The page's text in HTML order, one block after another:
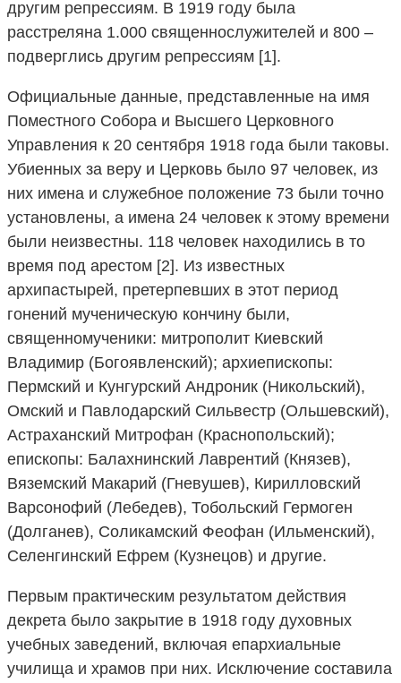
другим репрессиям. В 1919 году была
расстреляна 1.000 священнослужителей и 800 –
подверглись другим репрессиям [1].
Официальные данные, представленные на имя
Поместного Собора и Высшего Церковного
Управления к 20 сентября 1918 года были таковы.
Убиенных за веру и Церковь было 97 человек, из
них имена и служебное положение 73 были точно
установлены, а имена 24 человек к этому времени
были неизвестны. 118 человек находились в то
время под арестом [2]. Из известных
архипастырей, претерпевших в этот период
гонений мученическую кончину были,
священномученики: митрополит Киевский
Владимир (Богоявленский); архиепископы:
Пермский и Кунгурский Андроник (Никольский),
Омский и Павлодарский Сильвестр (Ольшевский),
Астраханский Митрофан (Краснопольский);
епископы: Балахнинский Лаврентий (Князев),
Вяземский Макарий (Гневушев), Кирилловский
Варсонофий (Лебедев), Тобольский Гермоген
(Долганев), Соликамский Феофан (Ильменский),
Селенгинский Ефрем (Кузнецов) и другие.
Первым практическим результатом действия
декрета было закрытие в 1918 году духовных
учебных заведений, включая епархиальные
училища и храмов при них. Исключение составила